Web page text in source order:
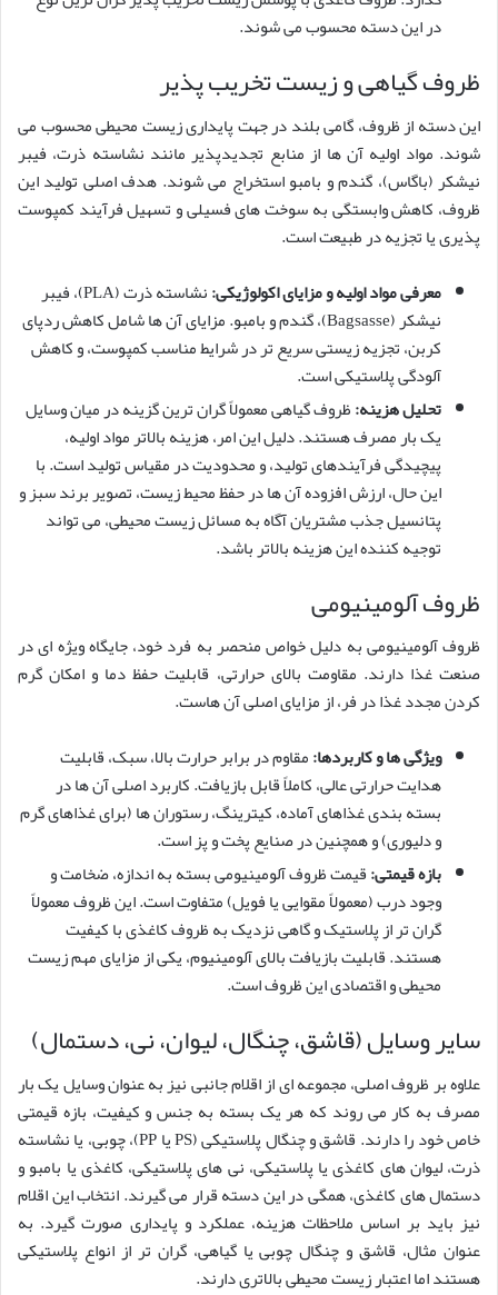
در این دسته محسوب می شوند.
ظروف گیاهی و زیست تخریب پذیر
این دسته از ظروف، گامی بلند در جهت پایداری زیست محیطی محسوب می
شوند. مواد اولیه آن ها از منابع تجدیدپذیر مانند نشاسته ذرت، فیبر
نیشکر (باگاس)، گندم و بامبو استخراج می شوند. هدف اصلی تولید این
ظروف، کاهش وابستگی به سوخت های فسیلی و تسهیل فرآیند کمپوست
پذیری یا تجزیه در طبیعت است.
معرفی مواد اولیه و مزایای اکولوژیکی:
نشاسته ذرت (PLA)، فیبر
نیشکر (Bagsasse)، گندم و بامبو. مزایای آن ها شامل کاهش ردپای
کربن، تجزیه زیستی سریع تر در شرایط مناسب کمپوست، و کاهش
آلودگی پلاستیکی است.
تحلیل هزینه:ظروف گیاهی معمولاً گران ترین گزینه در میان وسایل
یک بار مصرف هستند. دلیل این امر، هزینه بالاتر مواد اولیه،
پیچیدگی فرآیندهای تولید، و محدودیت در مقیاس تولید است. با
این حال، ارزش افزوده آن ها در حفظ محیط زیست، تصویر برند سبز و
پتانسیل جذب مشتریان آگاه به مسائل زیست محیطی، می تواند
توجیه کننده این هزینه بالاتر باشد.
ظروف آلومینیومی
ظروف آلومینیومی به دلیل خواص منحصر به فرد خود، جایگاه ویژه ای در
صنعت غذا دارند. مقاومت بالای حرارتی، قابلیت حفظ دما و امکان گرم
کردن مجدد غذا در فر، از مزایای اصلی آن هاست.
ویژگی ها و کاربردها:مقاوم در برابر حرارت بالا، سبک، قابلیت
هدایت حرارتی عالی، کاملاً قابل بازیافت. کاربرد اصلی آن ها در
بسته بندی غذاهای آماده، کیترینگ، رستوران ها (برای غذاهای گرم
و دلیوری) و همچنین در صنایع پخت و پز است.
بازه قیمتی:قیمت ظروف آلومینیومی بسته به اندازه، ضخامت و
وجود درب (معمولاً مقوایی یا فویل) متفاوت است. این ظروف معمولاً
گران تر از پلاستیک و گاهی نزدیک به ظروف کاغذی با کیفیت
هستند. قابلیت بازیافت بالای آلومینیوم، یکی از مزایای مهم زیست
محیطی و اقتصادی این ظروف است.
سایر وسایل (قاشق، چنگال، لیوان، نی، دستمال)
علاوه بر ظروف اصلی، مجموعه ای از اقلام جانبی نیز به عنوان وسایل یک بار
مصرف به کار می روند که هر یک بسته به جنس و کیفیت، بازه قیمتی
خاص خود را دارند. قاشق و چنگال پلاستیکی (PS یا PP)، چوبی، یا نشاسته
ذرت، لیوان های کاغذی یا پلاستیکی، نی های پلاستیکی، کاغذی یا بامبو و
دستمال های کاغذی، همگی در این دسته قرار می گیرند. انتخاب این اقلام
نیز باید بر اساس ملاحظات هزینه، عملکرد و پایداری صورت گیرد. به
عنوان مثال، قاشق و چنگال چوبی یا گیاهی، گران تر از انواع پلاستیکی
هستند اما اعتبار زیست محیطی بالاتری دارند.